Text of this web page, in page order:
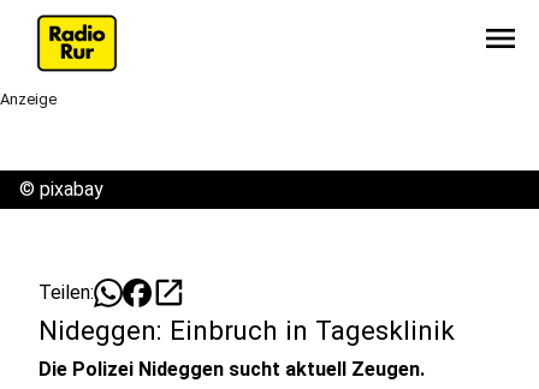
menu
Anzeige
© pixabay
Teilen: open_in_new
Nideggen: Einbruch in Tagesklinik
Die Polizei Nideggen sucht aktuell Zeugen.